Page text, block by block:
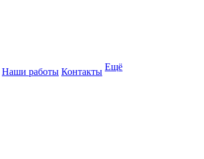
Наши работы Контакты Ещё